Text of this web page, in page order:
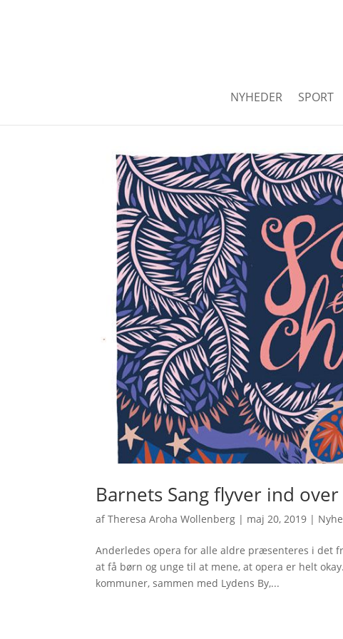
NYHEDER SPORT
Barnets Sang flyver ind
afTheresa Aroha Wollenberg | maj 20, 2019 |
Anderledes opera for alle aldre præsenteres i det
at få børn og unge til at mene, at opera er helt
kommuner, sammen med Lydens By,...